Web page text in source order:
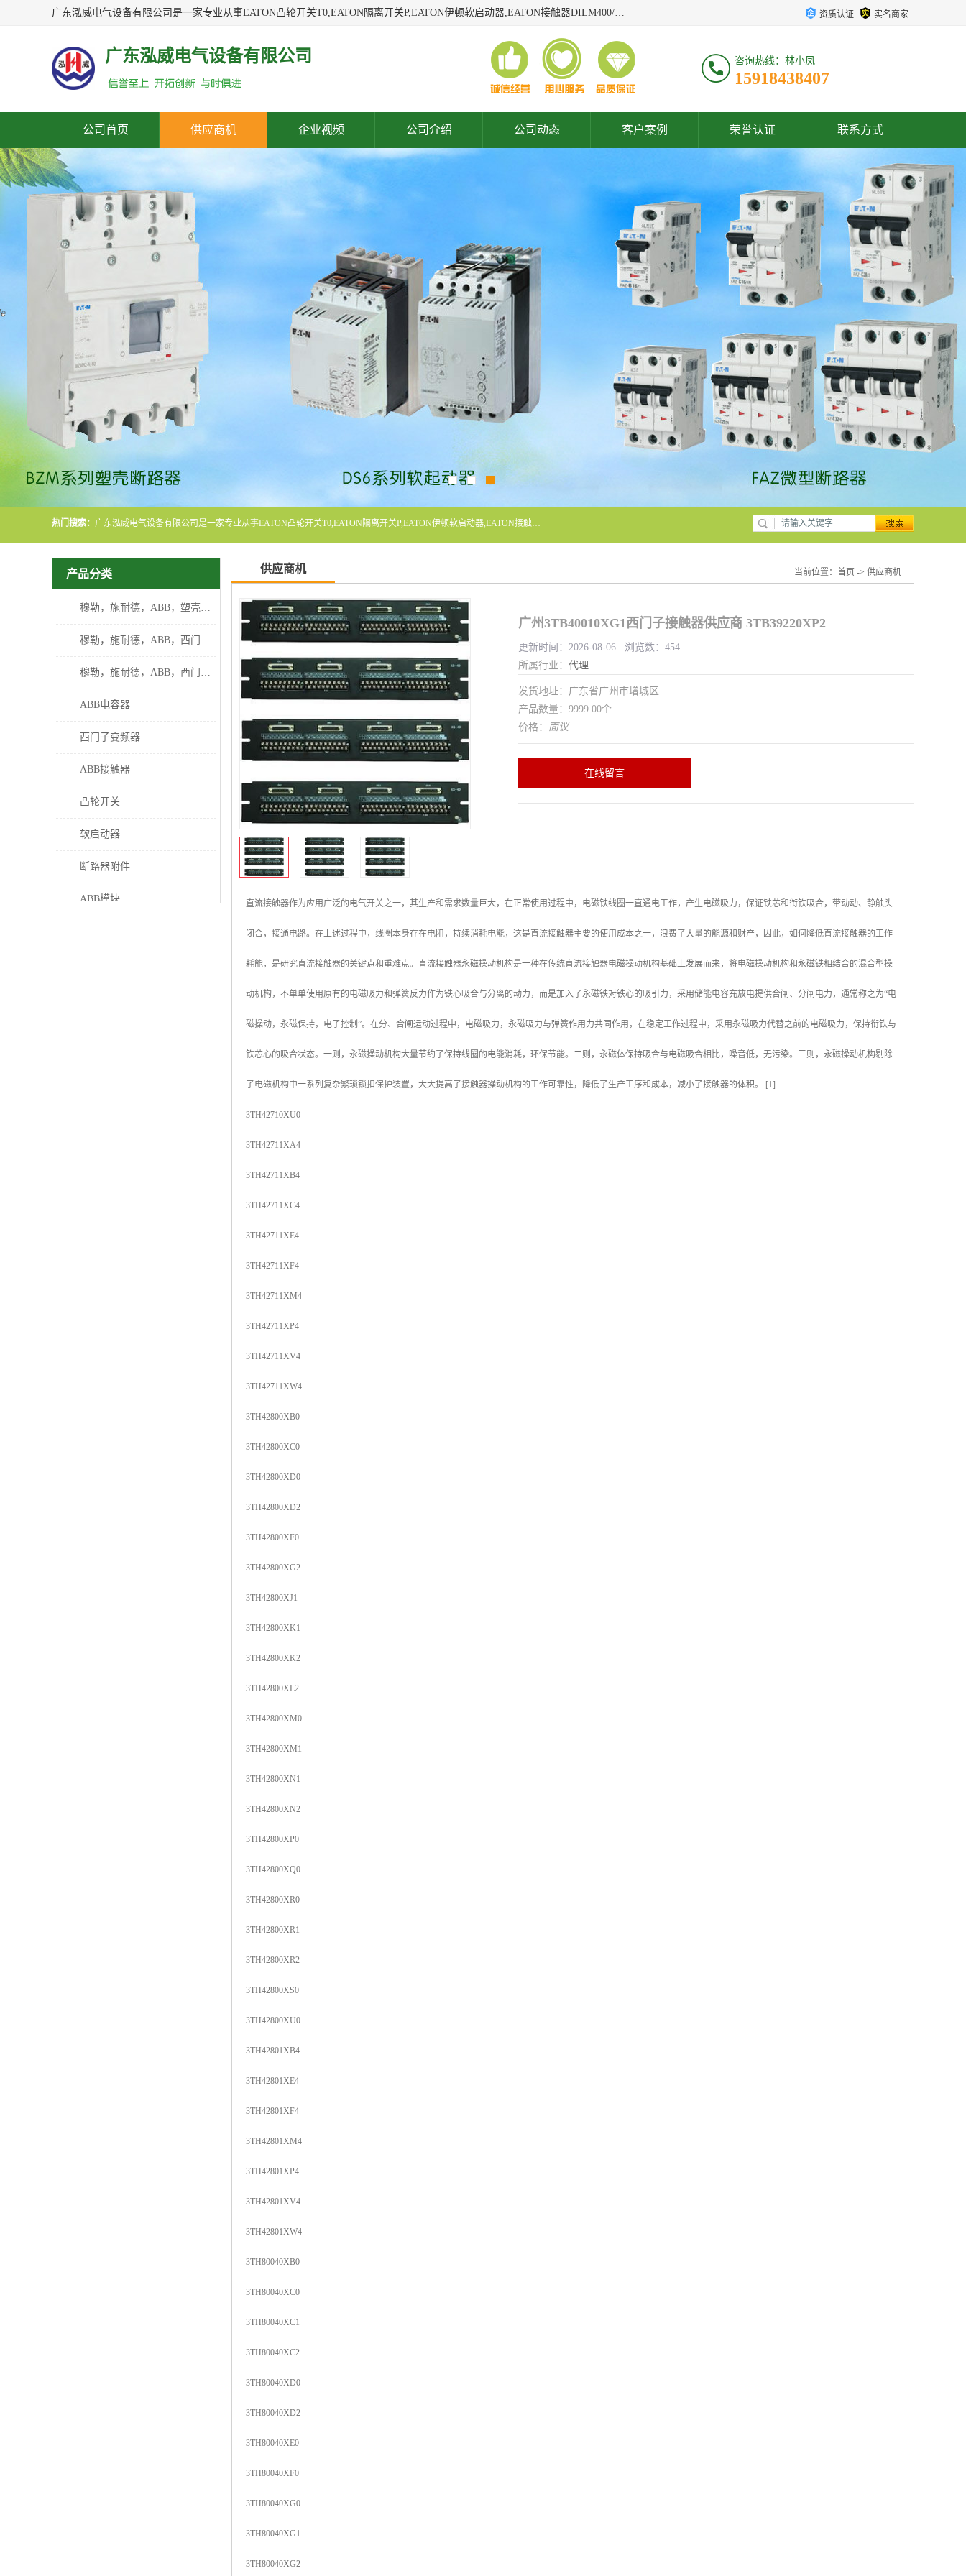
广东泓威电气设备有限公司是一家专业从事EATON凸轮开关T0,EATON隔离开关P,EATON伊顿软启动器,EATON接触器DILM400/22,ETN隔离开关P1-32/EA/SVB,凸轮开关T0-2-1/EA/SVB,伊顿软启动器S811+V42N3SP等品牌的电气自动化产品代理经销商。 资质认证 实名商家
广东泓威电气设备有限公司 咨询热线：林小凤
15918438407
公司首页 供应商机 企业视频 公司介绍 公司动态 客户案例 荣誉认证 联系方式
热门搜索： 广东泓威电气设备有限公司是一家专业从事EATON凸轮开关T0,EATON隔离开关P,EATON伊顿软启动器,EATON接触器DILM400/22,ETN隔离开关P1-32/EA/SVB,凸轮开关T0-2-1/EA/SVB,伊顿软启动器S811+V42N3SP等品牌的电气自动化产品代理经销商。
产品分类
穆勒，施耐德，ABB，塑壳断路器
穆勒，施耐德，ABB，西门子断路器
穆勒，施耐德，ABB，西门子接触器
ABB电容器
西门子变频器
ABB接触器
凸轮开关
软启动器
断路器附件
ABB模块
供应商机 当前位置： 首页 -> 供应商机
广州3TB40010XG1西门子接触器供应商 3TB39220XP2
更新时间：2026-08-06 浏览数：454
所属行业： 代理
发货地址：广东省广州市增城区
产品数量：9999.00个
价格： 面议
在线留言
直流接触器作为应用广泛的电气开关之一，其生产和需求数量巨大，在正常使用过程中，电磁铁线圈一直通电工作，产生电磁吸力，保证铁芯和衔铁吸合，带动动、静触头
闭合，接通电路。在上述过程中，线圈本身存在电阻，持续消耗电能，这是直流接触器主要的使用成本之一，浪费了大量的能源和财产，因此，如何降低直流接触器的工作
耗能，是研究直流接触器的关键点和重难点。直流接触器永磁操动机构是一种在传统直流接触器电磁操动机构基础上发展而来，将电磁操动机构和永磁铁相结合的混合型操
动机构，不单单使用原有的电磁吸力和弹簧反力作为铁心吸合与分离的动力，而是加入了永磁铁对铁心的吸引力，采用储能电容充放电提供合闸、分闸电力，通常称之为“电
磁操动，永磁保持，电子控制”。在分、合闸运动过程中，电磁吸力，永磁吸力与弹簧作用力共同作用，在稳定工作过程中，采用永磁吸力代替之前的电磁吸力，保持衔铁与
铁芯心的吸合状态。一则，永磁操动机构大量节约了保持线圈的电能消耗，环保节能。二则，永磁体保持吸合与电磁吸合相比，噪音低，无污染。三则，永磁操动机构剔除
了电磁机构中一系列复杂繁琐锁扣保护装置，大大提高了接触器操动机构的工作可靠性，降低了生产工序和成本，减小了接触器的体积。 [1]
3TH42710XU0
3TH42711XA4
3TH42711XB4
3TH42711XC4
3TH42711XE4
3TH42711XF4
3TH42711XM4
3TH42711XP4
3TH42711XV4
3TH42711XW4
3TH42800XB0
3TH42800XC0
3TH42800XD0
3TH42800XD2
3TH42800XF0
3TH42800XG2
3TH42800XJ1
3TH42800XK1
3TH42800XK2
3TH42800XL2
3TH42800XM0
3TH42800XM1
3TH42800XN1
3TH42800XN2
3TH42800XP0
3TH42800XQ0
3TH42800XR0
3TH42800XR1
3TH42800XR2
3TH42800XS0
3TH42800XU0
3TH42801XB4
3TH42801XE4
3TH42801XF4
3TH42801XM4
3TH42801XP4
3TH42801XV4
3TH42801XW4
3TH80040XB0
3TH80040XC0
3TH80040XC1
3TH80040XC2
3TH80040XD0
3TH80040XD2
3TH80040XE0
3TH80040XF0
3TH80040XG0
3TH80040XG1
3TH80040XG2